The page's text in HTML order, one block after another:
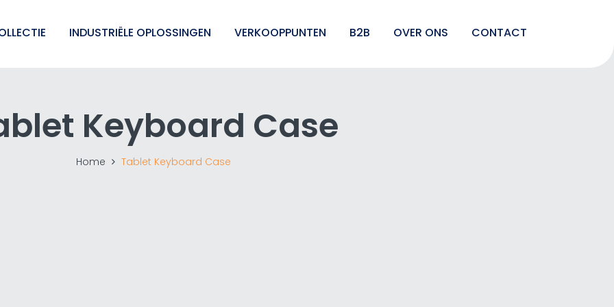
INDUSTRIËLE OPLOSSINGEN VERKOOPPUNTEN B2B OVER ONS CONTACT
Keyboard Case
Home Tablet Keyboard Case